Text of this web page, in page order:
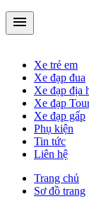
menu
Xe trẻ em
Xe đạp đua
Xe đạp địa
Xe đạp
Xe đạp gấp
Phụ kiện
Tin tức
Liên hệ
Xe đạp đua
Xe đạp
Xe đạp gấp
Phụ kiện
312/4/15
Mr Cừ:
Trang chủ
Sơ đồ trang